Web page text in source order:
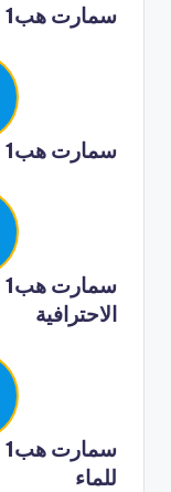
سمارت هب1 – كاميرات مراقبة ذكية
سمارت هب1 – مطحنة قهوة كهربائية احترافية
الاحترافية
للماء